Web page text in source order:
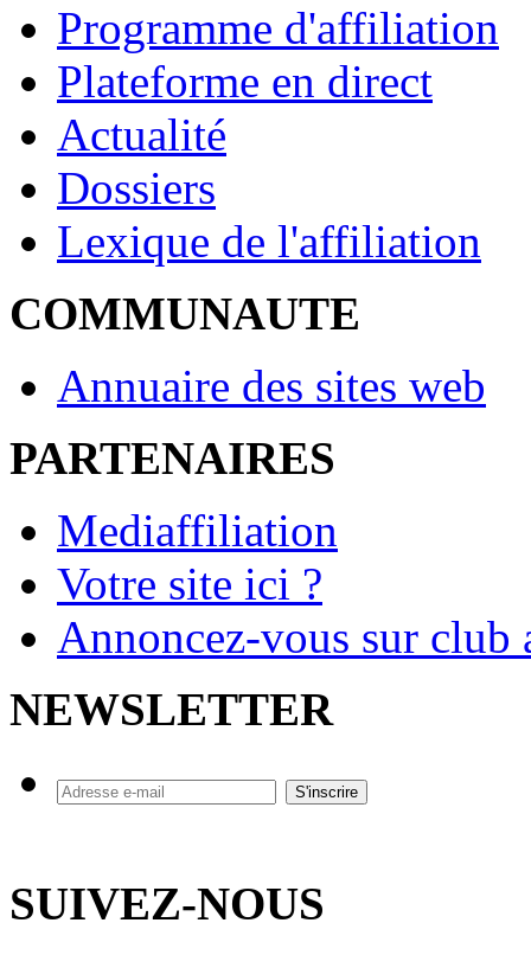
Programme d'affiliation
Plateforme en direct
Actualité
Dossiers
Lexique de l'affiliation
COMMUNAUTE
Annuaire des sites web
PARTENAIRES
Mediaffiliation
Votre site ici ?
Annoncez-vous sur
NEWSLETTER
SUIVEZ-NOUS